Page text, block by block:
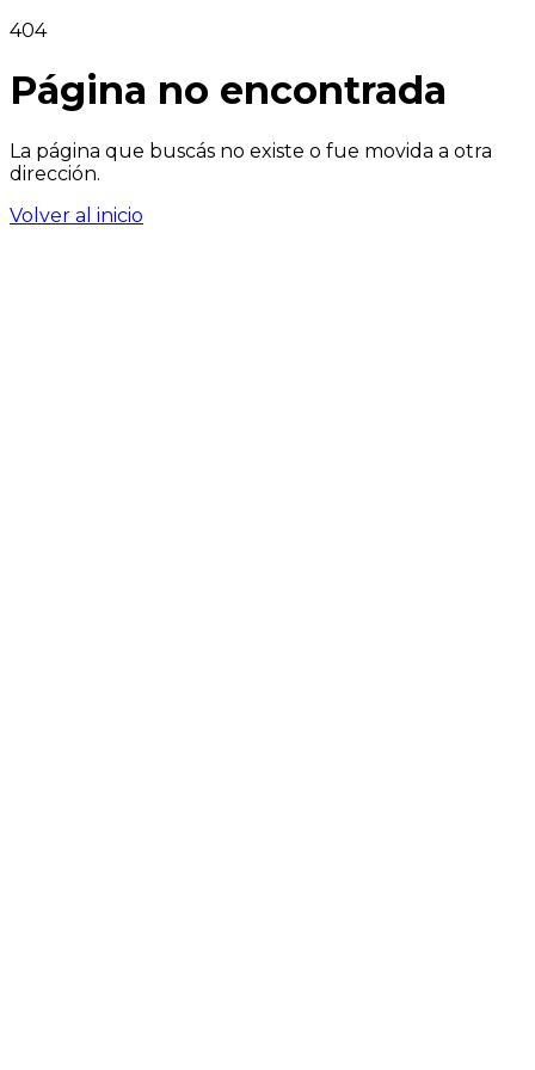
404
Página no encontrada
La página que buscás no existe o fue movida a otra
dirección.
Volver al inicio